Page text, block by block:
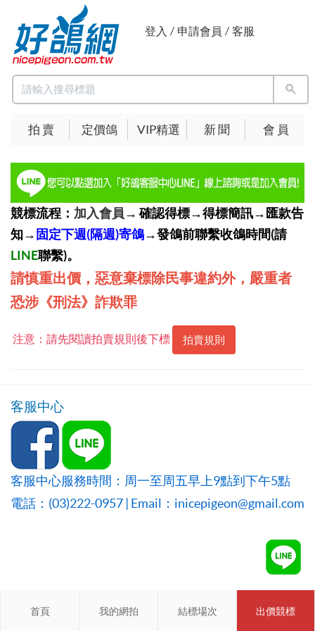
登入 / 申請會員 / 客服
拍 賣 定價鴿 VIP精選 新 聞 會 員
競標流程： 加入會員→ 確認得標→得標簡訊→匯款告
知→ 固定下週(隔週)寄鴿→發鴿前聯繫收鴿時間(請
LINE聯繫)。
請慎重出價，惡意棄標除民事違約外，嚴重者
恐涉《刑法》詐欺罪
注意：請先閱讀拍賣規則後下標 拍賣規則
首頁 我的網拍 結標場次 出價競標
客服中心
客服中心服務時間：周一至周五早上9點到下午5點
電話：(03)222-0957 | Email：inicepigeon@gmail.com
首頁 我的網拍 結標場次 會員登入